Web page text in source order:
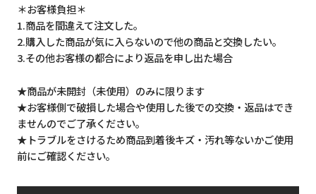
＊お客様負担＊
1.商品を間違えて注文した。
2.購入した商品が気に入らないので他の商品と交換したい。
3.その他お客様の都合により返品を申し出た場合
★商品が未開封（未使用）のみに限ります
★お客様側で破損した場合や使用した後での交換・返品はでき
ませんのでご了承ください。
★トラブルをさけるため商品到着後キズ・汚れ等ないかご使用
前にご確認ください。